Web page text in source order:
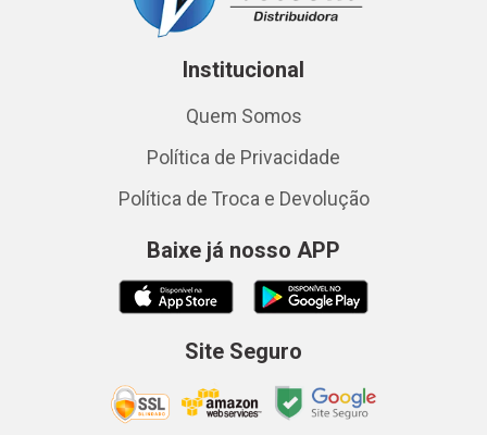
Institucional
Quem Somos
Política de Privacidade
Política de Troca e Devolução
Baixe já nosso APP
Site Seguro